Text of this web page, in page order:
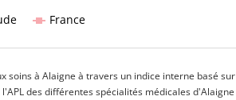
France
soins à Alaigne à travers un indice interne basé sur
des différentes spécialités médicales d'Alaigne